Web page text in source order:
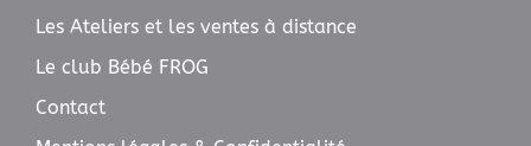
Les Ateliers et les ventes à distance
Le club Bébé FROG
Contact